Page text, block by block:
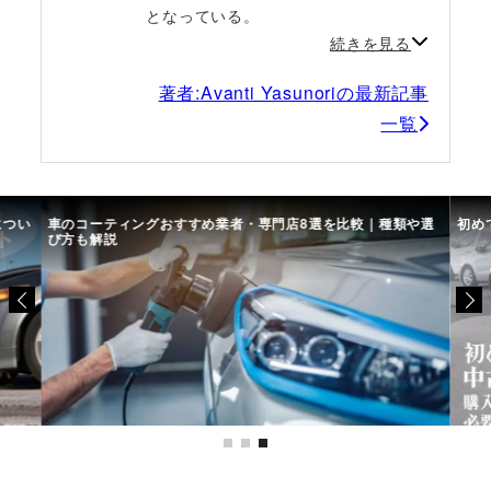
となっている。
続きを見る
著者:Avanti Yasunoriの最新記事
一覧
い 車のコーティングおすすめ業者・専門店8選を比較｜種類や選
び方も解説
初め